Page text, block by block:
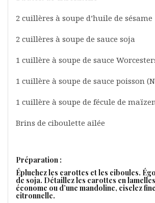
2 cuillères à soupe d’huile de sésame
2 cuillères à soupe de sauce soja
1 cuillère à soupe de sauce
1 cuillère à soupe de sauce poisson
1 cuillère à soupe de fécule de
Brins de ciboulette ailée
Préparation :
Épluchez les carottes et les ciboules.
de soja. Détaillez les carottes en lamelles
économe ou d’une mandoline, ciselez
citronnelle.